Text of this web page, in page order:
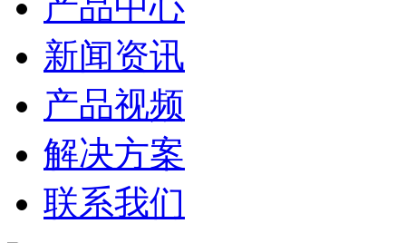
新闻资讯
产品视频
解决方案
联系我们